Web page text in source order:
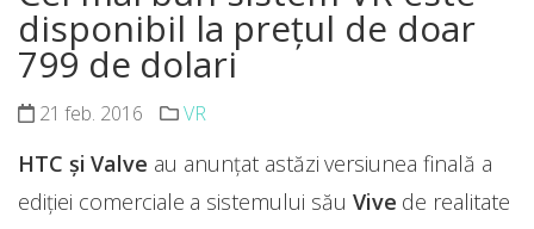
disponibil la prețul de doar
799 de dolari
21 feb. 2016 VR
HTC și Valve au anunţat astăzi versiunea finală a
ediţiei comerciale a sistemului său Vive de realitate